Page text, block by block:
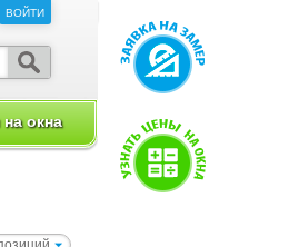
ВОЙТИ
окна
ВОЙТИ